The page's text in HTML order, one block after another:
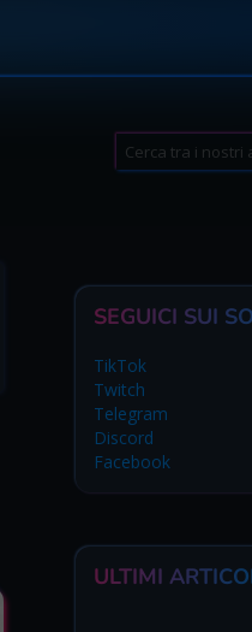
Search
for:
SEGUICI SUI
TikTok
Twitch
Telegram
Discord
Facebook
ULTIMI